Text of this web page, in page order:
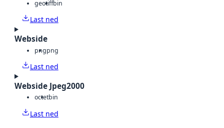
geotiffbin
Last ned
Webside
pngpng
Last ned
Webside Jpeg2000
octetbin
Last ned